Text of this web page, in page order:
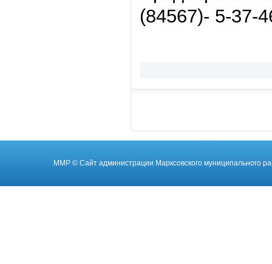
(84567)- 5-37-
ММР © Cайт администрации Марксовского муниципального